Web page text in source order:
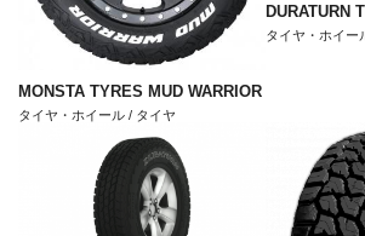
MONSTA TYRES MUD WARRIOR
タイヤ・ホイール / タイヤ
DURATURN
タイヤ・ホイー